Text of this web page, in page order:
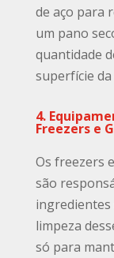
de aço para
um pano
quantidade
superfície
4.
Freezers e
Os freezers
são
ingredientes
limpeza
só para